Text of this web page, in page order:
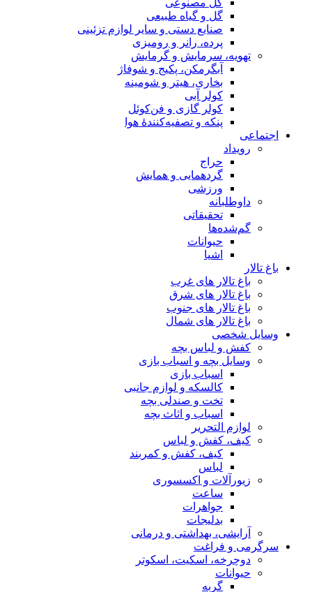
گل مصنوعی
گل و گیاه طبیعی
صنایع دستی و سایر لوازم تزئینی
پرده، رانر و رومیزی
تهویه، سرمایش و گرمایش
آبگرمکن، پکیج و شوفاژ
بخاری، هیتر و شومینه
کولر آبی
کولر گازی و فن‌کوئل
پنکه و تصفیه‌کنندهٔ هوا
اجتماعی
رویداد
حراج
گردهمایی و همایش
ورزشی
داوطلبانه
تحقیقاتی
گم‌شده‌ها
حیوانات
اشیا
باغ تالار
باغ تالار های غرب
باغ تالار های شرق
باغ تالار های جنوب
باغ تالار های شمال
وسایل شخصی
کفش و لباس بچه
وسایل بچه و اسباب بازی
اسباب بازی
کالسکه و لوازم جانبی
تخت و صندلی بچه
اسباب و اثاث بچه
لوازم التحریر
کیف، کفش و لباس
کیف، کفش و کمربند
لباس
زیورآلات و اکسسوری
ساعت
جواهرات
بدلیجات
آرایشی، بهداشتی و درمانی
سرگرمی و فراغت
دوچرخه، اسکیت، اسکوتر
حیوانات
گربه